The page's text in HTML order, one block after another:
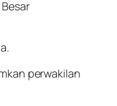
perwakilan